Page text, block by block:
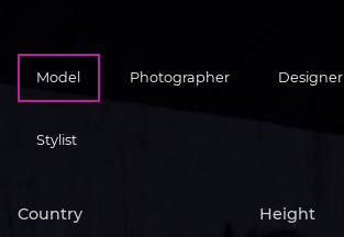
Model Photographer Designer
Stylist